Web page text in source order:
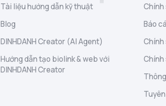
Tài liệu hướng dẫn kỹ thuật
Blog
DINHDANH Creator (AI Agent)
Hướng dẫn tạo biolink & web với
DINHDANH Creator
Chính
Báo
Chính
Chính